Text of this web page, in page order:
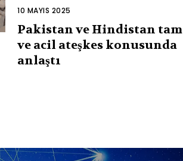
10 MAYIS 2025
Pakistan ve Hindistan tam
ve acil ateşkes konusunda
anlaştı